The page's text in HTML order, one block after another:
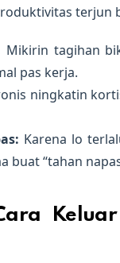
terjun
Mikirin tagihan
pas kerja.
ningkatin
Karena lo
buat “tahan